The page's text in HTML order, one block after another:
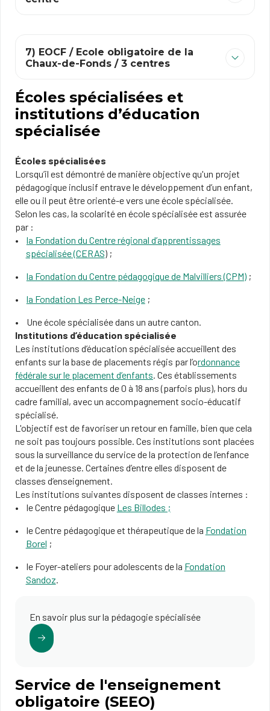
7) EOCF / Ecole obligatoire de la
Chaux-de-Fonds / 3 centres
Écoles spécialisées et
institutions d’éducation
spécialisée
Écoles spécialisées
Lorsqu’il est démontré de manière objective qu'un projet
pédagogique inclusif entrave le développement d’un enfant,
elle ou il peut être orienté-e vers une école spécialisée.
Selon les cas, la scolarité en école spécialisée est assurée
par :
la Fondation du Centre régional d’apprentissages
spécialisée (CERAS) ;
la Fondation du Centre pédagogique de Malvilliers (CPM);
la Fondation Les Perce-Neige;
Une école spécialisée dans un autre canton.
Institutions d’éducation spécialisée
Les institutions d’éducation spécialisée accueillent des
enfants sur la base de placements régis par l’ordonnance
fédérale sur le placement d’enfants. Ces établissements
accueillent des enfants de 0 à 18 ans (parfois plus), hors du
cadre familial, avec un accompagnement socio-éducatif
spécialisé.
L'objectif est de favoriser un retour en famille, bien que cela
ne soit pas toujours possible. Ces institutions sont placées
sous la surveillance du service de la protection de l’enfance
et de la jeunesse. Certaines d’entre elles disposent de
classes d’enseignement.
Les institutions suivantes disposent de classes internes :
le Centre pédagogique Les Billodes ;
le Centre pédagogique et thérapeutique de la Fondation
Borel ;
le Foyer-ateliers pour adolescents de la Fondation
Sandoz.
En savoir plus sur la pédagogie spécialisée
Service de l'enseignement
obligatoire (SEEO)